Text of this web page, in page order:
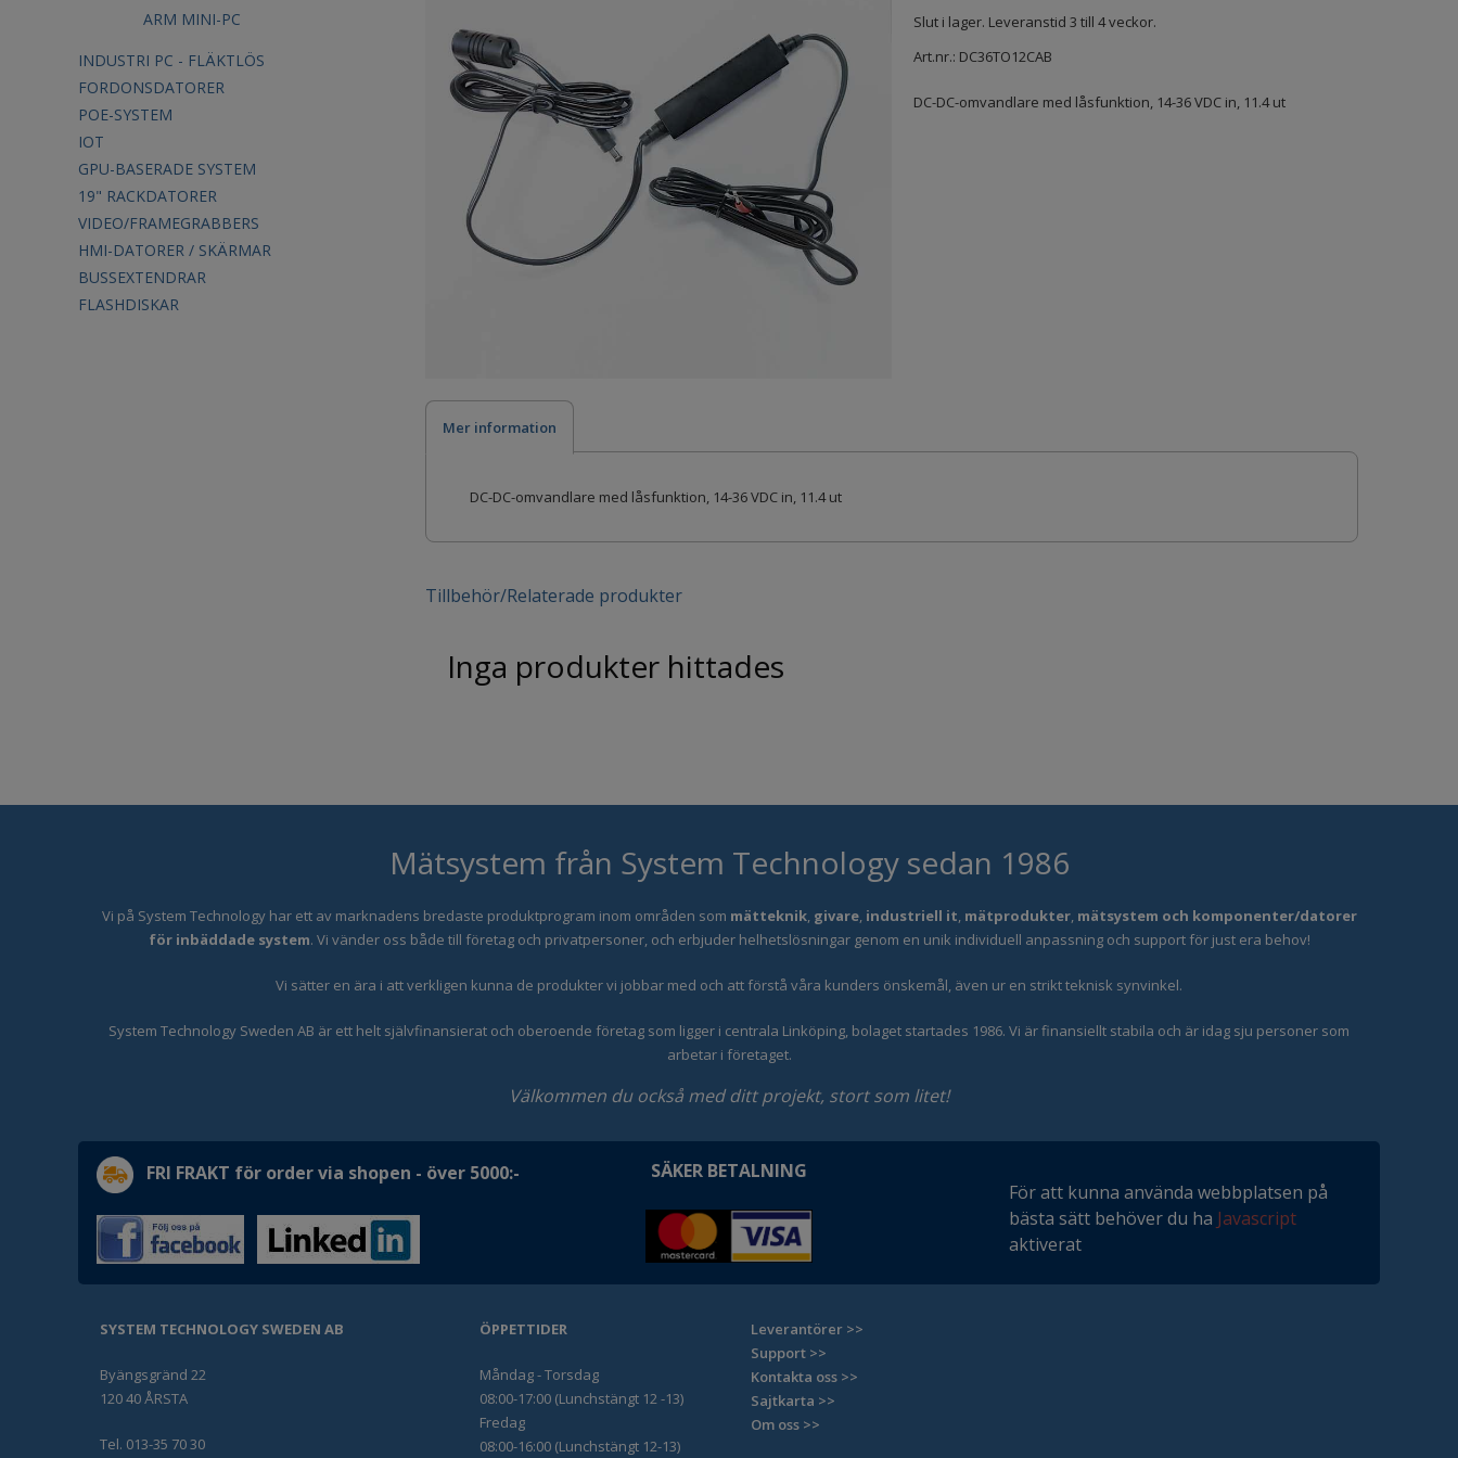
ARM MINI-PC
INDUSTRI PC - FLÄKTLÖS
FORDONSDATORER
POE-SYSTEM
IOT
GPU-BASERADE SYSTEM
19" RACKDATORER
VIDEO/FRAMEGRABBERS
HMI-DATORER / SKÄRMAR
BUSSEXTENDRAR
FLASHDISKAR
Slut i lager. Leveranstid 3 till 4 veckor.
Art.nr.: DC36TO12CAB
DC-DC-omvandlare med låsfunktion, 14-36 VDC in, 11.4 ut
Mer information
DC-DC-omvandlare med låsfunktion, 14-36 VDC in, 11.4 ut
Tillbehör/Relaterade produkter
Inga produkter hittades
Mätsystem från System Technology sedan 1986
Vi på System Technology har ett av marknadens bredaste produktprogram inom områden som mätteknik, givare, industriell it, mätprodukter, mätsystem och komponenter/datorer
för inbäddade system. Vi vänder oss både till företag och privatpersoner, och erbjuder helhetslösningar genom en unik individuell anpassning och support för just era behov!
Vi sätter en ära i att verkligen kunna de produkter vi jobbar med och att förstå våra kunders önskemål, även ur en strikt teknisk synvinkel.
System Technology Sweden AB är ett helt självfinansierat och oberoende företag som ligger i centrala Linköping, bolaget startades 1986. Vi är finansiellt stabila och är idag sju personer som
arbetar i företaget.
Välkommen du också med ditt projekt, stort som litet!
FRI FRAKT för order via shopen - över 5000:-
SÄKER BETALNING
För att kunna använda webbplatsen på
bästa sätt behöver du ha Javascript
aktiverat
SYSTEM TECHNOLOGY SWEDEN AB
Byängsgränd 22
120 40 ÅRSTA
Tel. 013-35 70 30
ÖPPETTIDER
Måndag - Torsdag
08:00-17:00 (Lunchstängt 12 -13)
Fredag
08:00-16:00 (Lunchstängt 12-13)
Leverantörer >>
Support >>
Kontakta oss >>
Sajtkarta >>
Om oss >>